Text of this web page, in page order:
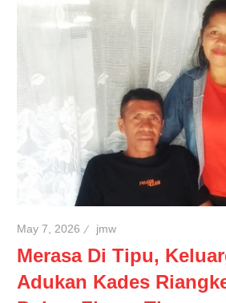
May 7, 2026 jmw
Merasa Di Tipu,
Adukan Kades